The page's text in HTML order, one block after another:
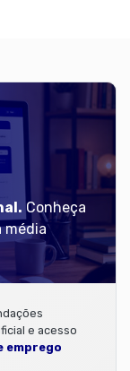
Conheça
média
e acesso
emprego